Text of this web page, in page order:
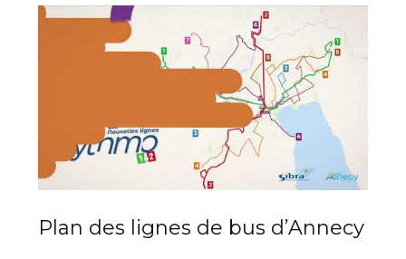
Plan des lignes de bus d’Annecy